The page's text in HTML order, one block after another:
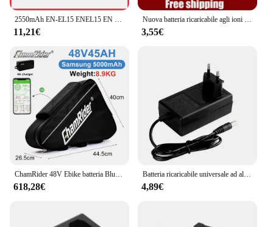
11,21€ 3,55€
618,28€
Batteria ricaricabile universale ad alta capacità 16,8 V 13000 mAh per utensili elettrici Trapano elettrico Cacciavite elettrico Batteria agli ioni di litio
4,89€